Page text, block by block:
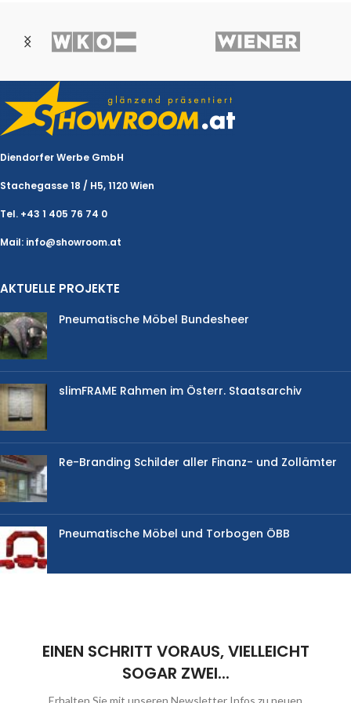
Diendorfer Werbe GmbH
Stachegasse 18 / H5, 1120 Wien
Tel. +43 1 405 76 74 0
Mail: info@showroom.at
AKTUELLE PROJEKTE
Pneumatische Möbel Bundesheer
slimFRAME Rahmen im Österr. Staatsarchiv
Re-Branding Schilder aller Finanz- und Zollämter
Pneumatische Möbel und Torbogen ÖBB
EINEN SCHRITT VORAUS, VIELLEICHT
SOGAR ZWEI...
Erhalten Sie mit unseren Newsletter Infos zu neuen